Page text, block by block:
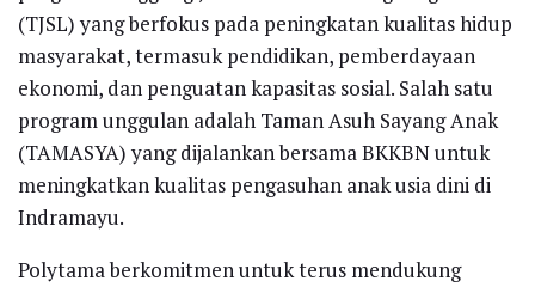
(TJSL) yang berfokus pada peningkatan kualitas hidup
masyarakat, termasuk pendidikan, pemberdayaan
ekonomi, dan penguatan kapasitas sosial. Salah satu
program unggulan adalah Taman Asuh Sayang Anak
(TAMASYA) yang dijalankan bersama BKKBN untuk
meningkatkan kualitas pengasuhan anak usia dini di
Indramayu.
Polytama berkomitmen untuk terus mendukung